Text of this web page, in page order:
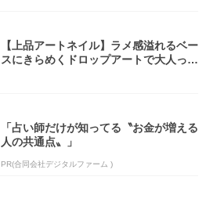
【上品アートネイル】ラメ感溢れるベー
スにきらめくドロップアートで大人っぽ
「占い師だけが知ってる〝お金が増える
人の共通点〟」
PR(合同会社デジタルファーム )